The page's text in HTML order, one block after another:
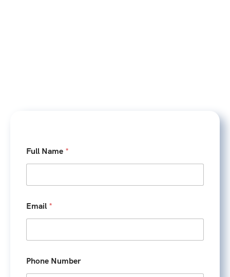
Full Name *
Email *
Phone Number